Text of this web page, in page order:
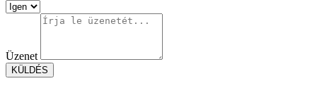
Üzenet
KÜLDÉS